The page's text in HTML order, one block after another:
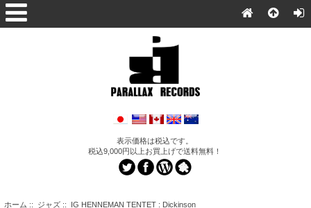
表示価格は税込です。
税込9,000円以上お買上げで送料無料！
ホーム :: ジャズ:: IG HENNEMAN TENTET : Dickinson